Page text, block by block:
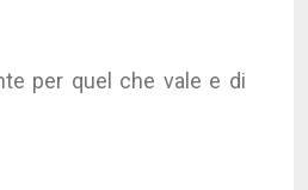
per quel che vale e di